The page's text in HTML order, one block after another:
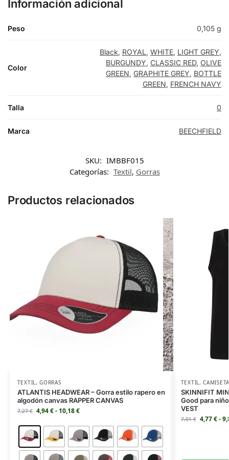
Información adicional
Peso 0,105 g
Color
Black, ROYAL, WHITE, LIGHT GREY,
BURGUNDY, CLASSIC RED, OLIVE
GREEN, GRAPHITE GREY, BOTTLE
GREEN, FRENCH NAVY
Talla 0
Marca BEECHFIELD
SKU: IMBBF015
Categorías: Textil, Gorras
Productos relacionados
TEXTIL,GORRAS
ATLANTIS HEADWEAR – Gorra estilo rapero en
algodón canvas RAPPER CANVAS
7,27€ 4,94€- 10,18€
TEXTIL,
SKINNIFIT
Good para
VEST
7,01€ 4,77€-